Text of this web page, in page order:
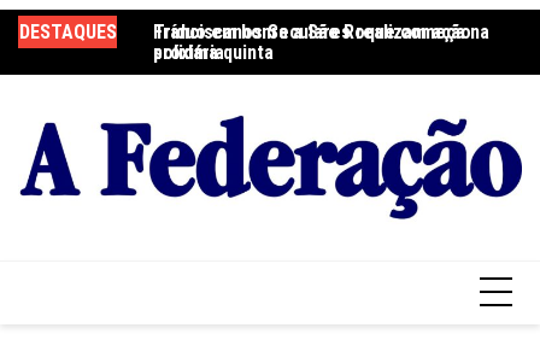
para
o
DESTAQUES
Tríduo em honra a São Roque começa na
próxima quinta
Franciscanos Seculares realizam ação
solidária